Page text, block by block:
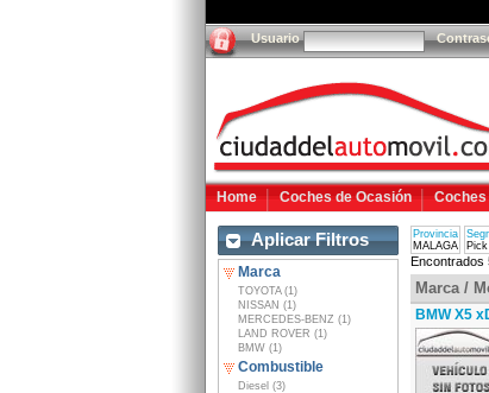
Usuario
Home Coches de Ocasión
Aplicar Filtros
Marca
TOYOTA (1)
NISSAN (1)
MERCEDES-BENZ (1)
LAND ROVER (1)
BMW (1)
Combustible
Diesel (3)
Provincia
MALAGA
Encontrados
Marca /
BMW X5